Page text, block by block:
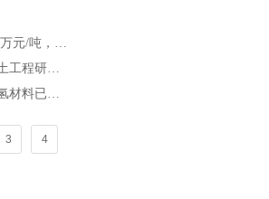
7月14日，氧化镨钕47.5万元/吨，较月初涨6.7%，较年初涨18.75%。
廖春生参加江西离子稀土工程研究有限公司技术交流研讨会
北方稀土：公司固态储氢材料已实现小批量生产与销售
3 4